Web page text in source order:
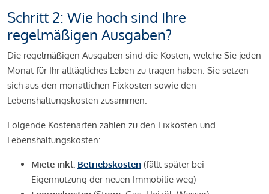
Schritt 2: Wie hoch sind Ihre
regelmäßigen Ausgaben?
Die regelmäßigen Ausgaben sind die Kosten, welche Sie jeden
Monat für Ihr alltägliches Leben zu tragen haben. Sie setzen
sich aus den monatlichen Fixkosten sowie den
Lebenshaltungskosten zusammen.
Folgende Kostenarten zählen zu den Fixkosten und
Lebenshaltungskosten:
Miete inkl. Betriebskosten (fällt später bei
Eigennutzung der neuen Immobilie weg)